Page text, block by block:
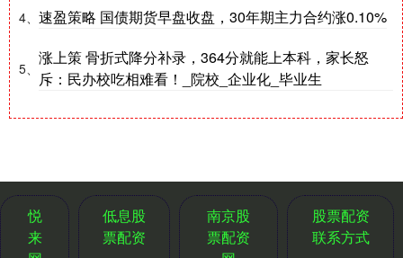
4、 速盈策略 国债期货早盘收盘，30年期主力合约涨0.10%
5、
涨上策 骨折式降分补录，364分就能上本科，家长怒
斥：民办校吃相难看！_院校_企业化_毕业生
悦
来
低息股
票配资
南京股
票配资
股票配资
联系方式